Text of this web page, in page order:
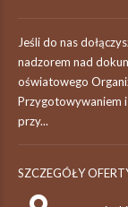
Jeśli do nas
nadzorem nad
oświatowego
Przygotowywaniem
przy...
SZCZEGÓŁY